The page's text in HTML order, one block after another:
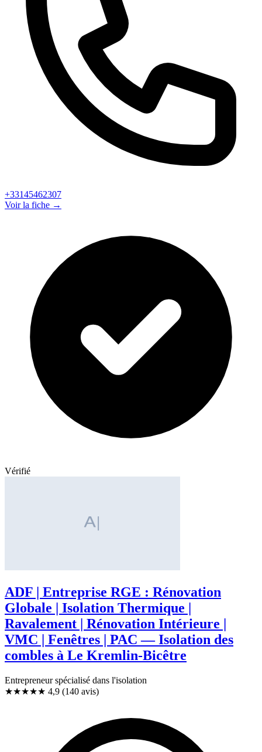
+33145462307
Voir la fiche →
Vérifié
ADF | Entreprise RGE : Rénovation
Globale | Isolation Thermique |
Ravalement | Rénovation Intérieure |
VMC | Fenêtres | PAC — Isolation des
combles à Le Kremlin-Bicêtre
Entrepreneur spécialisé dans l'isolation
★★★★★ 4,9 (140 avis)